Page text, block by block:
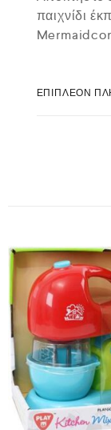
παιχνίδι
ΕΠΙΠΛΈΟΝ